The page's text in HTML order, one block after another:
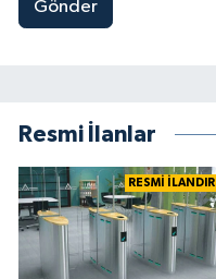
Gönder
Resmi İlanlar
RESMİ İLANDIR